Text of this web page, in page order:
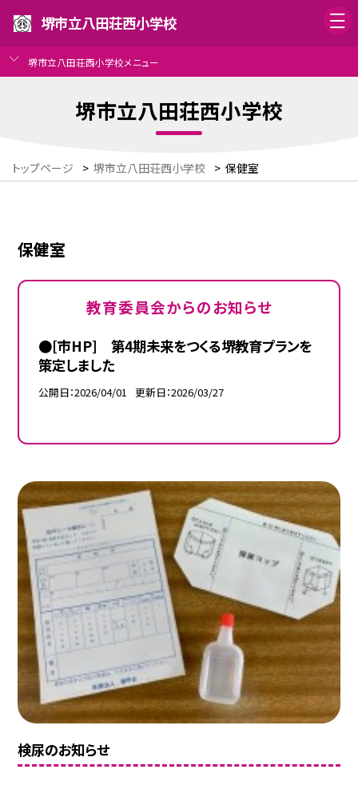
堺市立八田荘西小学校
堺市立八田荘西小学校メニュー
堺市立八田荘西小学校
トップページ > 堺市立八田荘西小学校 > 保健室
保健室
教育委員会からのお知らせ
●[市HP] 第4期未来をつくる堺教育プランを
策定しました
公開日 2026/04/01 更新日 2026/03/27
検尿のお知らせ